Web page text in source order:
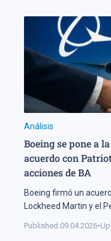
Análisis
Boeing se pone a
acuerdo con
acciones de BA
Boeing firmó un
Lockheed Martin y el
Published:09.04.2026•